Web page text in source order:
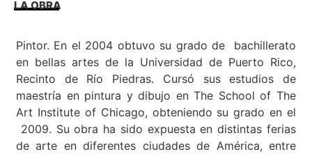
LA OBRA
Pintor. En el 2004 obtuvo su grado de bachillerato
en bellas artes de la Universidad de Puerto Rico,
Recinto de Río Piedras. Cursó sus estudios de
maestría en pintura y dibujo en The School of The
Art Institute of Chicago, obteniendo su grado en el
2009. Su obra ha sido expuesta en distintas ferias
de arte en diferentes ciudades de América, entre